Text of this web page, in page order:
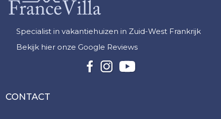
Specialist in vakantiehuizen in Zuid-West Frankrijk
Bekijk hier onze Google Reviews
CONTACT